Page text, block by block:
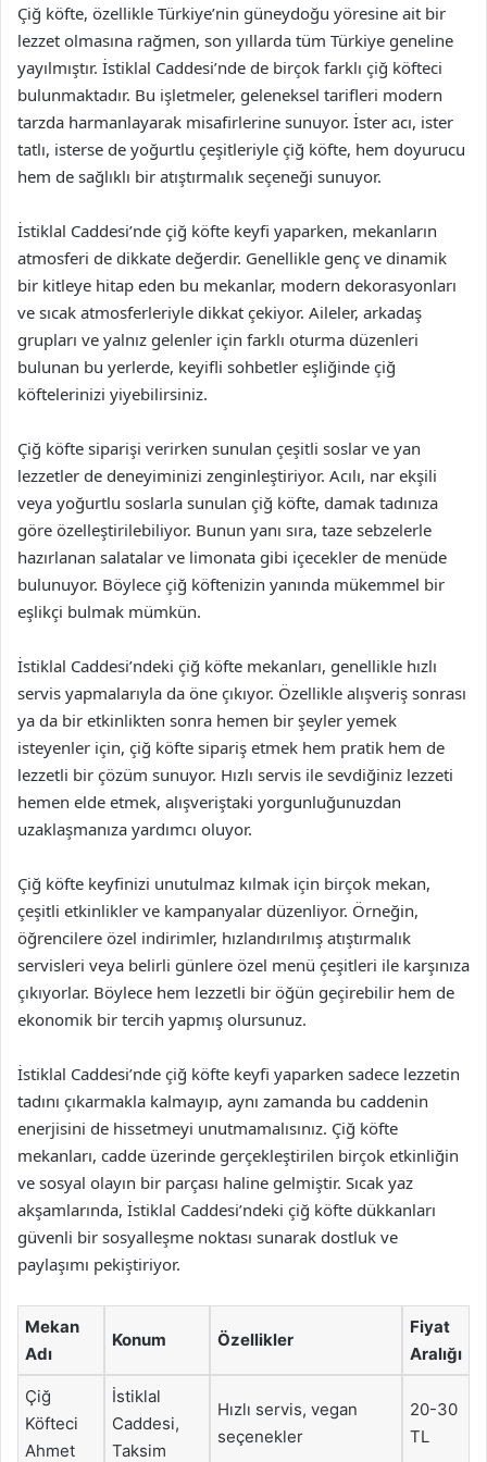
Çiğ köfte, özellikle Türkiye’nin güneydoğu yöresine ait bir
lezzet olmasına rağmen, son yıllarda tüm Türkiye geneline
yayılmıştır. İstiklal Caddesi’nde de birçok farklı çiğ köfteci
bulunmaktadır. Bu işletmeler, geleneksel tarifleri modern
tarzda harmanlayarak misafirlerine sunuyor. İster acı, ister
tatlı, isterse de yoğurtlu çeşitleriyle çiğ köfte, hem doyurucu
hem de sağlıklı bir atıştırmalık seçeneği sunuyor.
İstiklal Caddesi’nde çiğ köfte keyfi yaparken, mekanların
atmosferi de dikkate değerdir. Genellikle genç ve dinamik
bir kitleye hitap eden bu mekanlar, modern dekorasyonları
ve sıcak atmosferleriyle dikkat çekiyor. Aileler, arkadaş
grupları ve yalnız gelenler için farklı oturma düzenleri
bulunan bu yerlerde, keyifli sohbetler eşliğinde çiğ
köftelerinizi yiyebilirsiniz.
Çiğ köfte siparişi verirken sunulan çeşitli soslar ve yan
lezzetler de deneyiminizi zenginleştiriyor. Acılı, nar ekşili
veya yoğurtlu soslarla sunulan çiğ köfte, damak tadınıza
göre özelleştirilebiliyor. Bunun yanı sıra, taze sebzelerle
hazırlanan salatalar ve limonata gibi içecekler de menüde
bulunuyor. Böylece çiğ köftenizin yanında mükemmel bir
eşlikçi bulmak mümkün.
İstiklal Caddesi’ndeki çiğ köfte mekanları, genellikle hızlı
servis yapmalarıyla da öne çıkıyor. Özellikle alışveriş sonrası
ya da bir etkinlikten sonra hemen bir şeyler yemek
isteyenler için, çiğ köfte sipariş etmek hem pratik hem de
lezzetli bir çözüm sunuyor. Hızlı servis ile sevdiğiniz lezzeti
hemen elde etmek, alışveriştaki yorgunluğunuzdan
uzaklaşmanıza yardımcı oluyor.
Çiğ köfte keyfinizi unutulmaz kılmak için birçok mekan,
çeşitli etkinlikler ve kampanyalar düzenliyor. Örneğin,
öğrencilere özel indirimler, hızlandırılmış atıştırmalık
servisleri veya belirli günlere özel menü çeşitleri ile karşınıza
çıkıyorlar. Böylece hem lezzetli bir öğün geçirebilir hem de
ekonomik bir tercih yapmış olursunuz.
İstiklal Caddesi’nde çiğ köfte keyfi yaparken sadece lezzetin
tadını çıkarmakla kalmayıp, aynı zamanda bu caddenin
enerjisini de hissetmeyi unutmamalısınız. Çiğ köfte
mekanları, cadde üzerinde gerçekleştirilen birçok etkinliğin
ve sosyal olayın bir parçası haline gelmiştir. Sıcak yaz
akşamlarında, İstiklal Caddesi’ndeki çiğ köfte dükkanları
güvenli bir sosyalleşme noktası sunarak dostluk ve
paylaşımı pekiştiriyor.
Mekan
Adı
Konum Özellikler
Fiyat
Aralığı
Çiğ
Köfteci
Ahmet
İstiklal
Caddesi,
Taksim
Hızlı servis, vegan
seçenekler
20-30
TL